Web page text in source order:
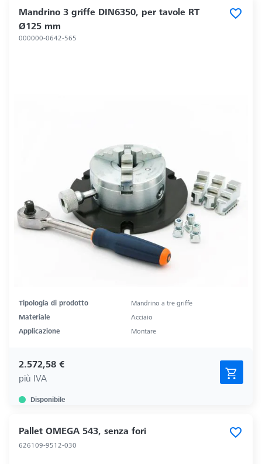
Mandrino 3 griffe DIN6350, per tavole RT
Ø125 mm
000000-0642-565
Tipologia di prodotto
Mandrino a tre griffe
Materiale
Acciaio
Applicazione
Montare
2.572,58 €
più IVA
Disponibile
Pallet OMEGA 543, senza fori
626109-9512-030